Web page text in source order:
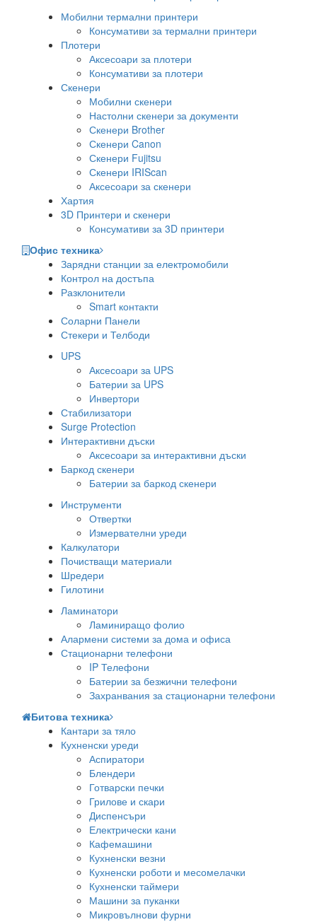
Мобилни термални принтери
Консумативи за термални принтери
Плотери
Аксесоари за плотери
Консумативи за плотери
Скенери
Мобилни скенери
Настолни скенери за документи
Скенери Brother
Скенери Canon
Скенери Fujitsu
Скенери IRIScan
Аксесоари за скенери
Хартия
3D Принтери и скенери
Консумативи за 3D принтери
Офис техника
Зарядни станции за електромобили
Контрол на достъпа
Разклонители
Smart контакти
Соларни Панели
Стекери и Телбоди
UPS
Аксесоари за UPS
Батерии за UPS
Инвертори
Стабилизатори
Surge Protection
Интерактивни дъски
Аксесоари за интерактивни дъски
Баркод скенери
Батерии за баркод скенери
Инструменти
Отвертки
Измервателни уреди
Калкулатори
Почистващи материали
Шредери
Гилотини
Ламинатори
Ламиниращо фолио
Алармени системи за дома и офиса
Стационарни телефони
IP Телефони
Батерии за безжични телефони
Захранвания за стационарни телефони
Битова техника
Кантари за тяло
Кухненски уреди
Аспиратори
Блендери
Готварски печки
Грилове и скари
Диспенсъри
Електрически кани
Кафемашини
Кухненски везни
Кухненски роботи и месомелачки
Кухненски таймери
Машини за пуканки
Микровълнови фурни